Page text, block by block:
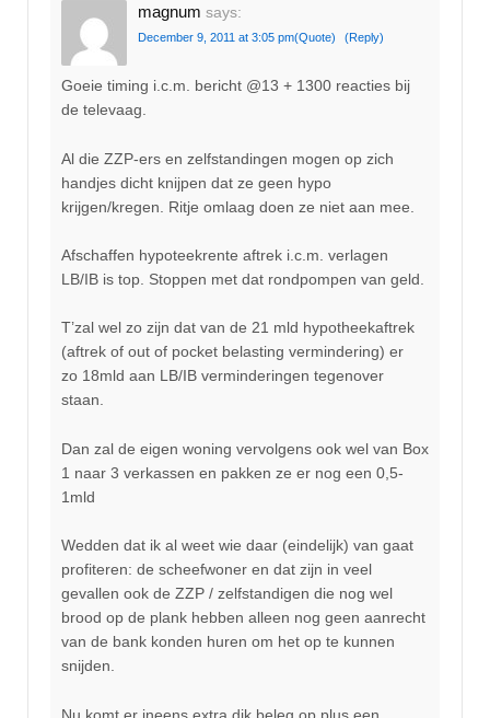
magnum says:
December 9, 2011 at 3:05 pm(Quote) (Reply)
Goeie timing i.c.m. bericht @13 + 1300 reacties bij
de televaag.
Al die ZZP-ers en zelfstandingen mogen op zich
handjes dicht knijpen dat ze geen hypo
krijgen/kregen. Ritje omlaag doen ze niet aan mee.
Afschaffen hypoteekrente aftrek i.c.m. verlagen
LB/IB is top. Stoppen met dat rondpompen van geld.
T’zal wel zo zijn dat van de 21 mld hypotheekaftrek
(aftrek of out of pocket belasting vermindering) er
zo 18mld aan LB/IB verminderingen tegenover
staan.
Dan zal de eigen woning vervolgens ook wel van Box
1 naar 3 verkassen en pakken ze er nog een 0,5-
1mld
Wedden dat ik al weet wie daar (eindelijk) van gaat
profiteren: de scheefwoner en dat zijn in veel
gevallen ook de ZZP / zelfstandigen die nog wel
brood op de plank hebben alleen nog geen aanrecht
van de bank konden huren om het op te kunnen
snijden.
Nu komt er ineens extra dik beleg op plus een